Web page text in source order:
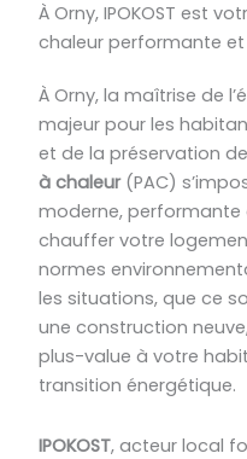
À Orny, IPOKOST est
chaleur performante
À Orny, la maîtrise de
majeur pour les
et de la préservation
à chaleur(PAC)
moderne,
chauffer votre
normes
les situations, que ce
une construction
plus-value à votre
transition énergétique.
IPOKOST, acteur local